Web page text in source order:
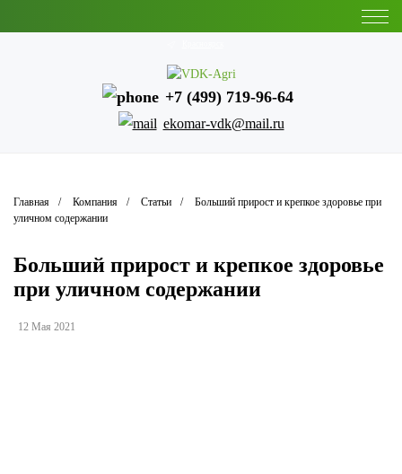
+7 (499) 719-96-64
ekomar-vdk@mail.ru
Главная Компания Статьи
Больший прирост и крепкое здоровье при
уличном содержании
Больший прирост и крепкое здоровье
при уличном содержании
12 Мая 2021